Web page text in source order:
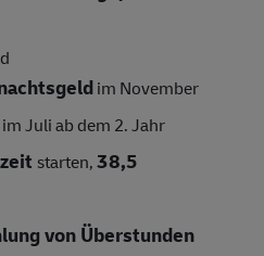
im November
im Juli ab dem 2. Jahr
starten,38,5
von Überstunden